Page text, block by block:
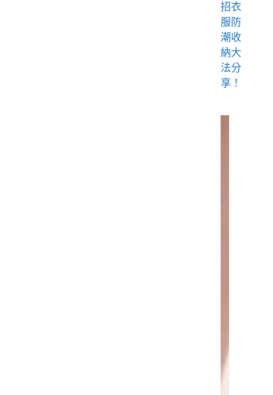
招衣
服防
潮收
納大
法分
享！